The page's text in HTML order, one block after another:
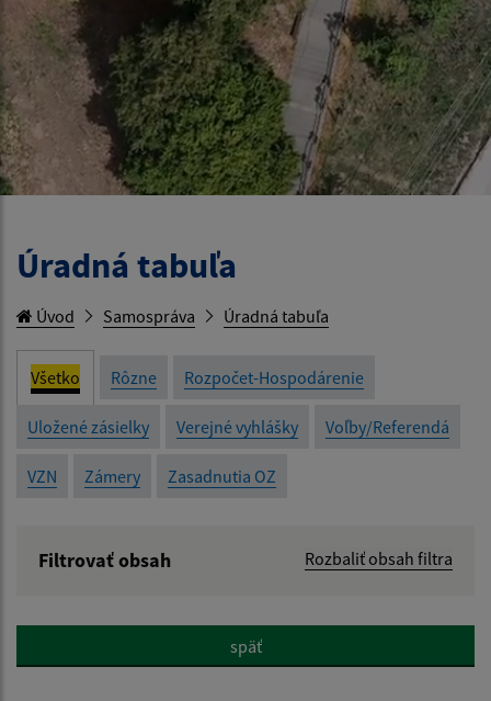
Úradná tabuľa
Úvod Samospráva Úradná tabuľa
Všetko Rôzne Rozpočet-Hospodárenie
Uložené zásielky Verejné vyhlášky Voľby/Referendá
VZN Zámery Zasadnutia OZ
Filtrovať obsah Rozbaliť obsah filtra
Popis:
späť